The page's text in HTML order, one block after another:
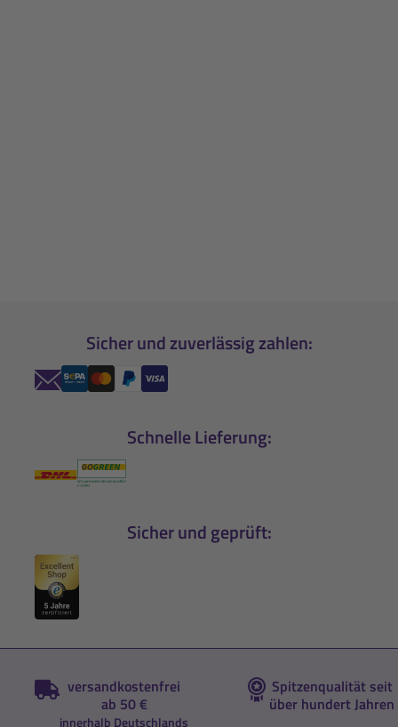
Sicher und zuverlässig zahlen:
Schnelle Lieferung:
Sicher und geprüft:
versandkostenfrei
ab 50 €
innerhalb Deutschlands
Spitzenqualität seit
über hundert Jahren